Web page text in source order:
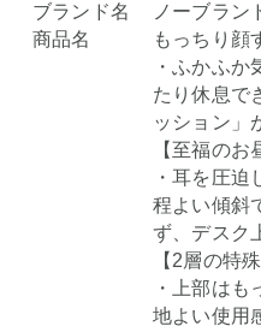
ブランド名
ノーブラン
商品名
もっちり顔
・ふかふか
たり休息で
ッション」
【至福のお
・耳を圧迫
程よい傾斜
ず、デスク
【2層の特
・上部は
地よい使用